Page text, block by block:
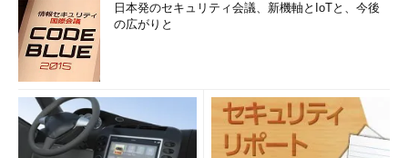
日本発のセキュリティ会議、新機軸とIoTと、今後
の広がりと